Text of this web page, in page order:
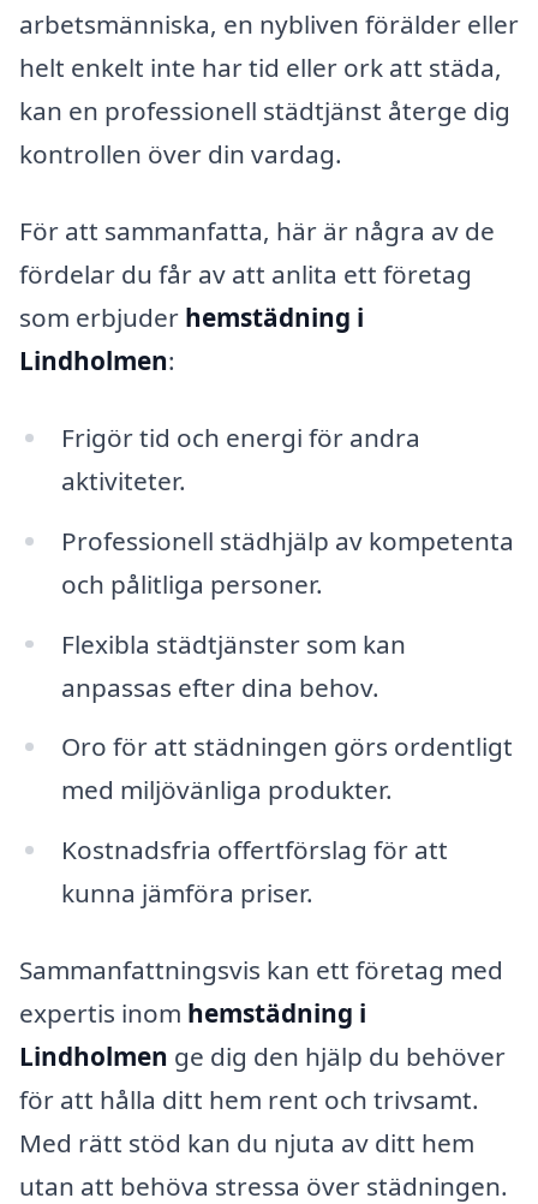
arbetsmänniska, en nybliven förälder eller
helt enkelt inte har tid eller ork att städa,
kan en professionell städtjänst återge dig
kontrollen över din vardag.
För att sammanfatta, här är några av de
fördelar du får av att anlita ett företag
som erbjuder hemstädning i
Lindholmen:
Frigör tid och energi för andra
aktiviteter.
Professionell städhjälp av kompetenta
och pålitliga personer.
Flexibla städtjänster som kan
anpassas efter dina behov.
Oro för att städningen görs ordentligt
med miljövänliga produkter.
Kostnadsfria offertförslag för att
kunna jämföra priser.
Sammanfattningsvis kan ett företag med
expertis inom hemstädning i
Lindholmen ge dig den hjälp du behöver
för att hålla ditt hem rent och trivsamt.
Med rätt stöd kan du njuta av ditt hem
utan att behöva stressa över städningen.